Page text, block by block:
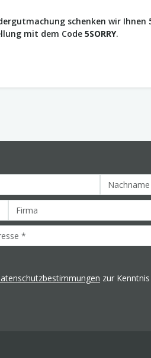
schenken wir
mit dem Code 5SORRY.
zur Kenntnis